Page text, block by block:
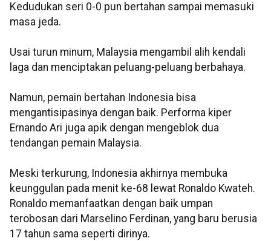
Kedudukan seri 0-0 pun bertahan sampai memasuki
masa jeda.
Usai turun minum, Malaysia mengambil alih kendali
laga dan menciptakan peluang-peluang berbahaya.
Namun, pemain bertahan Indonesia bisa
mengantisipasinya dengan baik. Performa kiper
Ernando Ari juga apik dengan mengeblok dua
tendangan pemain Malaysia.
Meski terkurung, Indonesia akhirnya membuka
keunggulan pada menit ke-68 lewat Ronaldo Kwateh.
Ronaldo memanfaatkan dengan baik umpan
terobosan dari Marselino Ferdinan, yang baru berusia
17 tahun sama seperti dirinya.